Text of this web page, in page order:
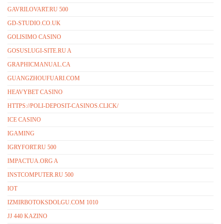
GAVRILOVART.RU 500
GD-STUDIO.CO.UK
GOLISIMO CASINO
GOSUSLUGI-SITE.RU A
GRAPHICMANUAL.CA
GUANGZHOUFUARI.COM
HEAVYBET CASINO
HTTPS://POLI-DEPOSIT-CASINOS.CLICK/
ICE CASINO
IGAMING
IGRYFORT.RU 500
IMPACTUA.ORG A
INSTCOMPUTER.RU 500
IOT
IZMIRBOTOKSDOLGU.COM 1010
JJ 440 KAZINO